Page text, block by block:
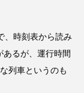
、時刻表から読み
るが、運行時間
列車というのも